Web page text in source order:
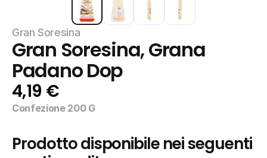
Gran Soresina
Gran Soresina, Grana
Padano Dop
4,19 €
Confezione 200 G
Prodotto disponibile nei seguenti